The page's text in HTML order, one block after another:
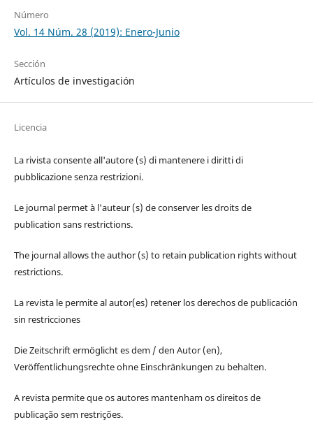
Número
Vol. 14 Núm. 28 (2019): Enero-Junio
Sección
Artículos de investigación
Licencia
La rivista consente all'autore (s) di mantenere i diritti di
pubblicazione senza restrizioni.
Le journal permet à l'auteur (s) de conserver les droits de
publication sans restrictions.
The journal allows the author (s) to retain publication rights without
restrictions.
La revista le permite al autor(es) retener los derechos de publicación
sin restricciones
Die Zeitschrift ermöglicht es dem / den Autor (en),
Veröffentlichungsrechte ohne Einschränkungen zu behalten.
A revista permite que os autores mantenham os direitos de
publicação sem restrições.